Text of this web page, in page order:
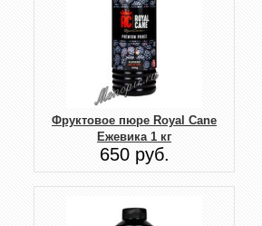
Фруктовое пюре Royal Cane
Ежевика 1 кг
650 руб.